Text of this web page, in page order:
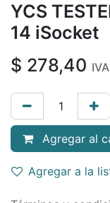
YCS
14 iSocket
$ 278,40
Agregar al
Agregar a la